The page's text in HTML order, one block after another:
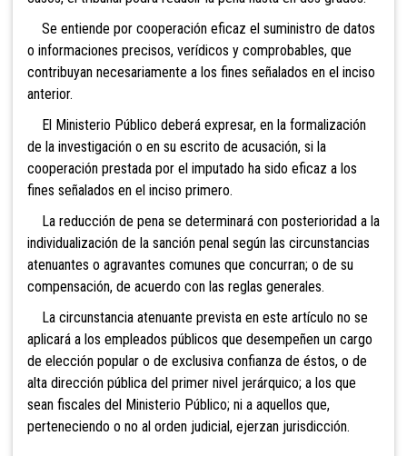
Se entiende por cooperación eficaz el suministro de datos
o informaciones precisos, verídicos y comprobables, que
contribuyan necesariamente a los fines señalados en el inciso
anterior.
El Ministerio Público deberá expresar, en la formalización
de la investigación o en su escrito de acusación, si la
cooperación prestada por el imputado ha sido eficaz a los
fines señalados en el inciso primero.
La reducción de pena se determinará con posterioridad a la
individualización de la sanción penal según las circunstancias
atenuantes o agravantes comunes que concurran; o de su
compensación, de acuerdo con las reglas generales.
La circunstancia atenuante prevista en este artículo no se
aplicará a los empleados públicos que desempeñen un cargo
de elección popular o de exclusiva confianza de éstos, o de
alta dirección pública del primer nivel jerárquico; a los que
sean fiscales del Ministerio Público; ni a aquellos que,
perteneciendo o no al orden judicial, ejerzan jurisdicción.